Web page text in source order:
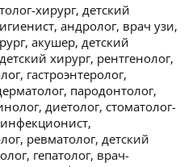
хирург, детский
андролог, врач узи,
акушер, детский
хирург, рентгенолог,
гастроэнтеролог,
пародонтолог,
диетолог, стоматолог-
ревматолог, детский
гепатолог, врач-